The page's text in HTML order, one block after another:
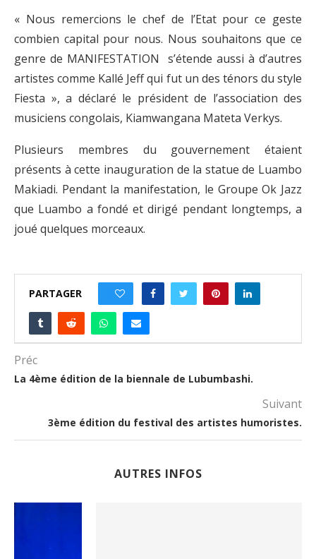
« Nous remercions le chef de l’Etat pour ce geste
combien capital pour nous. Nous souhaitons que ce
genre de MANIFESTATION s’étende aussi à d’autres
artistes comme Kallé Jeff qui fut un des ténors du style
Fiesta », a déclaré le président de l’association des
musiciens congolais, Kiamwangana Mateta Verkys.
Plusieurs membres du gouvernement étaient
présents à cette inauguration de la statue de Luambo
Makiadi. Pendant la manifestation, le Groupe Ok Jazz
que Luambo a fondé et dirigé pendant longtemps, a
joué quelques morceaux.
PARTAGER
Préc
La 4ème édition de la biennale de Lubumbashi.
Suivant
3ème édition du festival des artistes humoristes.
AUTRES INFOS